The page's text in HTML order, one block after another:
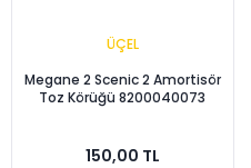
ÜÇEL
Megane 2 Scenic 2 Amortisör
Toz Körüğü 8200040073
150,00 TL